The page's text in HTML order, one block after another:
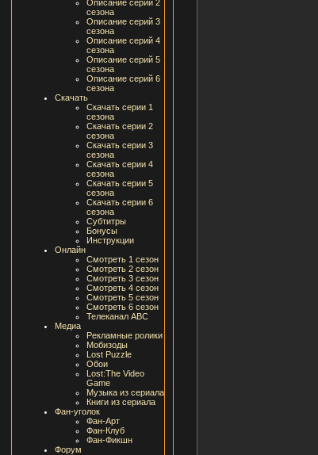
Описание серий 2
сезона
Описание серий 3
сезона
Описание серий 4
сезона
Описание серий 5
сезона
Описание серий 6
сезона
Скачать
Скачать серии 1
сезона
Скачать серии 2
сезона
Скачать серии 3
сезона
Скачать серии 4
сезона
Скачать серии 5
сезона
Скачать серии 6
сезона
Субтитры
Бонусы
Инструкции
Онлайн
Смотреть 1 сезон
Смотреть 2 сезон
Смотреть 3 сезон
Смотреть 4 сезон
Смотреть 5 сезон
Смотреть 6 сезон
Телеканал ABC
Медиа
Рекламные ролики
Мобизоды
Lost Puzzle
Обои
Lost:The Video
Game
Музыка из сериала
Книги из сериала
Фан-уголок
Фан-Арт
Фан-Клуб
Фан-Фикшн
Форум